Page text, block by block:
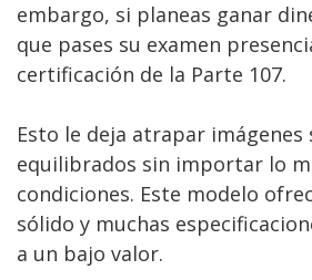
embargo, si planeas ganar
que pases su examen
certificación de la Parte 107.
Esto le deja atrapar imágenes
equilibrados sin importar lo
condiciones. Este modelo
sólido y muchas
a un bajo valor.